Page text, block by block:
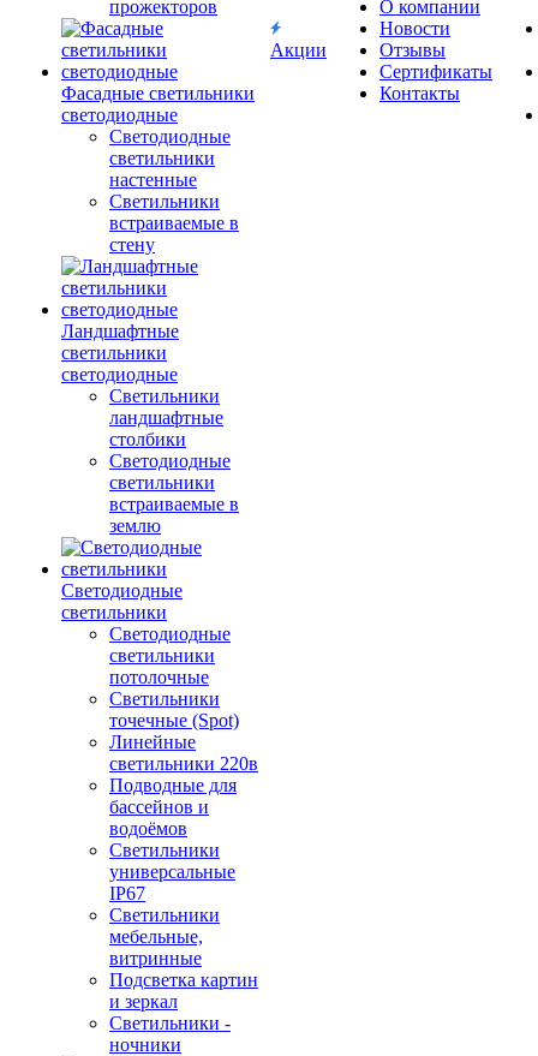
прожекторов
Фасадные светильники
светодиодные
Светодиодные
светильники
настенные
Светильники
встраиваемые в
стену
Ландшафтные
светильники
светодиодные
Светильники
ландшафтные
столбики
Светодиодные
светильники
встраиваемые в
землю
Светодиодные
светильники
Светодиодные
светильники
потолочные
Светильники
точечные (Spot)
Линейные
светильники 220в
Подводные для
бассейнов и
водоёмов
Светильники
универсальные
IP67
Светильники
мебельные,
витринные
Подсветка картин
и зеркал
Светильники -
ночники
Акции
О компании
Новости
Отзывы
Сертификаты
Контакты